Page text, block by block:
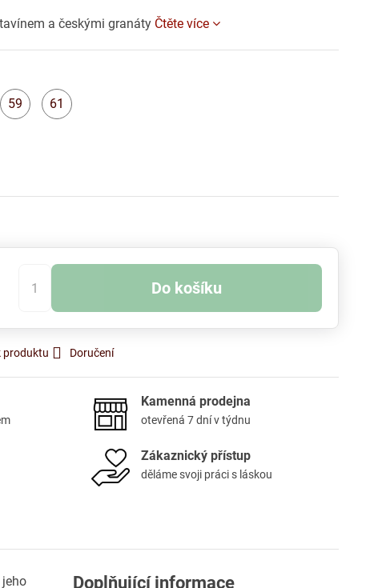
a českými granáty Čtěte více
59
61
Do košíku
produktu Doručení
Kamenná prodejna
otevřená 7 dní v týdnu
Zákaznický přístup
děláme svoji práci s láskou
Doplňující informace